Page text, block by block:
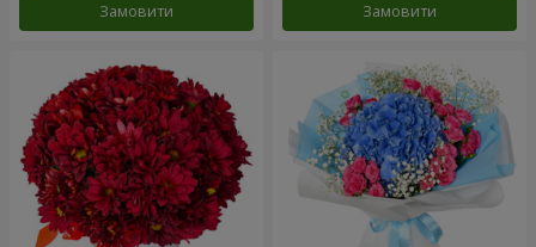
Замовити Замовити